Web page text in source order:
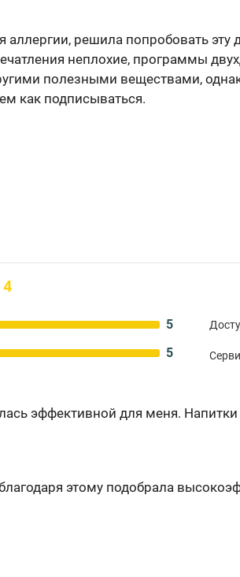
решила попробовать эту
неплохие, программы
полезными веществами,
как подписываться.
4
5
5
эффективной для меня.
этому подобрала